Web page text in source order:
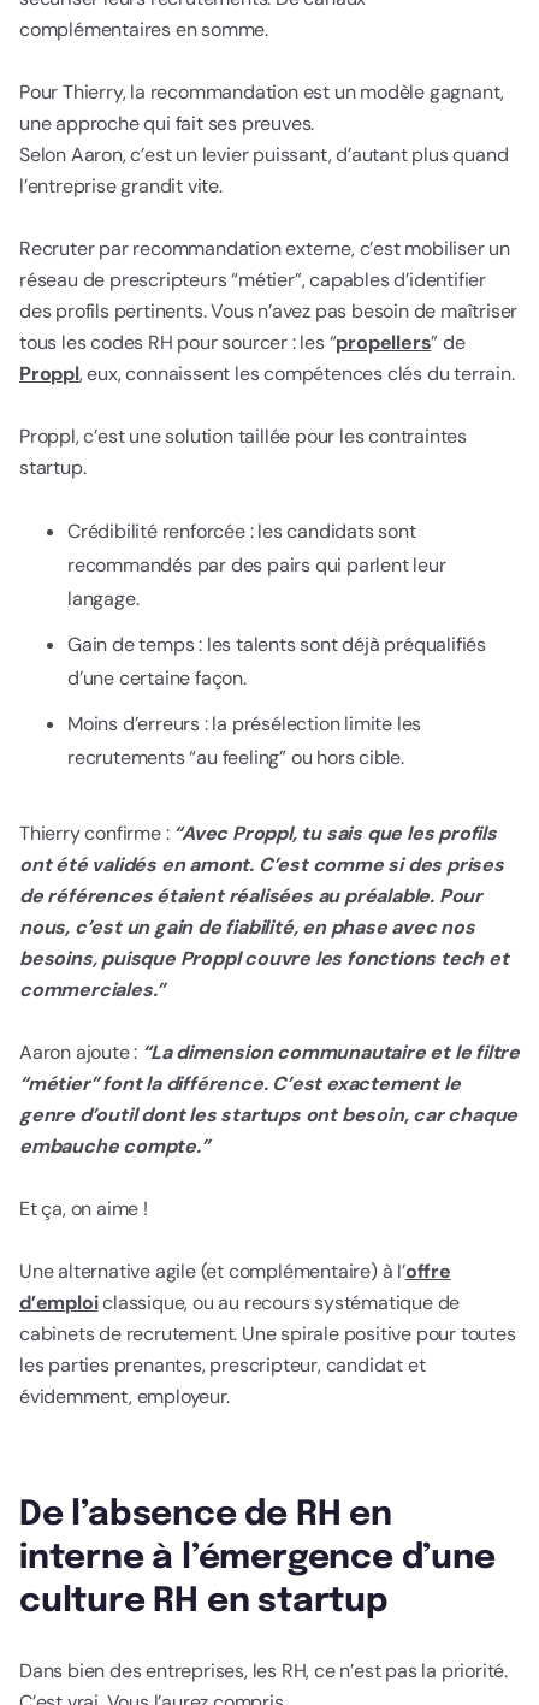
complémentaires en somme.
Pour Thierry, la recommandation est un modèle gagnant,
une approche qui fait ses preuves.
Selon Aaron, c’est un levier puissant, d’autant plus quand
l’entreprise grandit vite.
Recruter par recommandation externe, c’est mobiliser un
réseau de prescripteurs “métier”, capables d’identifier
des profils pertinents. Vous n’avez pas besoin de maîtriser
tous les codes RH pour sourcer : les “propellers” de
Proppl, eux, connaissent les compétences clés du terrain.
Proppl, c’est une solution taillée pour les contraintes
startup.
Crédibilité renforcée : les candidats sont
recommandés par des pairs qui parlent leur
langage.
Gain de temps : les talents sont déjà préqualifiés
d’une certaine façon.
Moins d’erreurs : la présélection limite les
recrutements “au feeling” ou hors cible.
Thierry confirme :“Avec Proppl, tu sais que les profils
ont été validés en amont. C’est comme si des prises
de références étaient réalisées au préalable. Pour
nous, c’est un gain de fiabilité, en phase avec nos
besoins, puisque Proppl couvre les fonctions tech et
commerciales.”
Aaron ajoute : “La dimension communautaire et le filtre
“métier” font la différence. C’est exactement le
genre d’outil dont les startups ont besoin, car chaque
embauche compte.”
Et ça, on aime !
Une alternative agile (et complémentaire) à l’offre
d’emploiclassique, ou au recours systématique de
cabinets de recrutement. Une spirale positive pour toutes
les parties prenantes, prescripteur, candidat et
évidemment, employeur.
De l’absence de RH en
interne à l’émergence d’une
culture RH en startup
Dans bien des entreprises, les RH, ce n’est pas la priorité.